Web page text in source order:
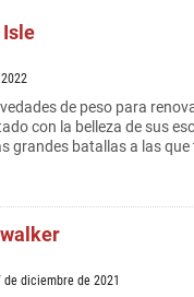
Isle
de peso para
con la belleza de sus
grandes batallas a las
de diciembre de 2021